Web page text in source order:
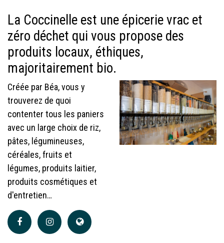
La Coccinelle est une épicerie vrac et
zéro déchet qui vous propose des
produits locaux, éthiques,
majoritairement bio.
Créée par Béa, vous y
trouverez de quoi
contenter tous les paniers
avec un large choix de riz,
pâtes, légumineuses,
céréales, fruits et
légumes, produits laitier,
produits cosmétiques et
d'entretien…